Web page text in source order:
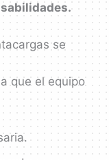
se
que el equipo